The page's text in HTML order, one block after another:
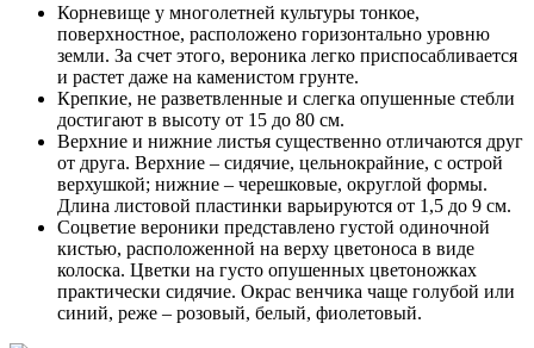
Корневище у многолетней культуры тонкое,
поверхностное, расположено горизонтально уровню
земли. За счет этого, вероника легко приспосабливается
и растет даже на каменистом грунте.
Крепкие, не разветвленные и слегка опушенные стебли
достигают в высоту от 15 до 80 см.
Верхние и нижние листья существенно отличаются друг
от друга. Верхние – сидячие, цельнокрайние, с острой
верхушкой; нижние – черешковые, округлой формы.
Длина листовой пластинки варьируются от 1,5 до 9 см.
Соцветие вероники представлено густой одиночной
кистью, расположенной на верху цветоноса в виде
колоска. Цветки на густо опушенных цветоножках
практически сидячие. Окрас венчика чаще голубой или
синий, реже – розовый, белый, фиолетовый.